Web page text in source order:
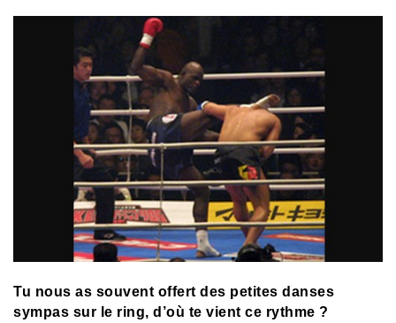
Tu nous as souvent offert des petites danses
sympas sur le ring, d’où te vient ce rythme ?